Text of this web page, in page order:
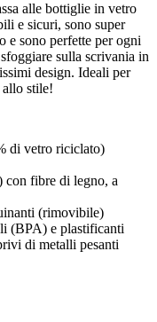
alle bottiglie in vetro
e sicuri, sono super
e sono perfette per ogni
sulla scrivania in
design. Ideali per
stile!
di vetro riciclato)
con fibre di legno, a
(rimovibile)
(BPA) e plastificanti
di metalli pesanti